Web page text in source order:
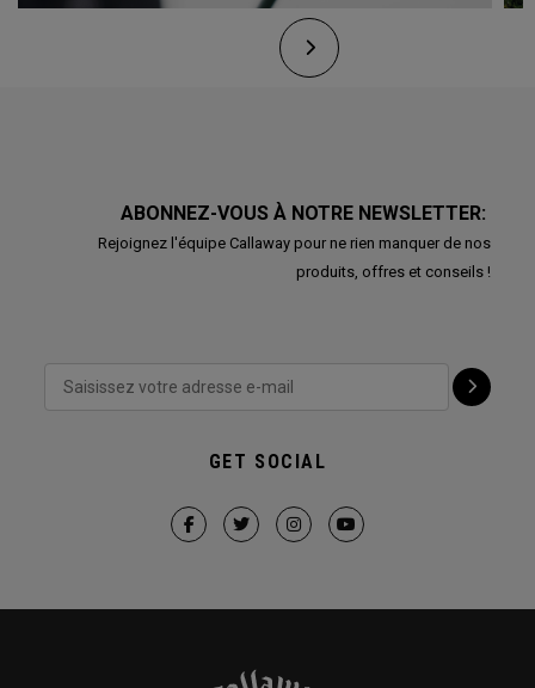
ABONNEZ-VOUS À NOTRE NEWSLETTER:
Rejoignez l'équipe Callaway pour ne rien manquer de nos
produits, offres et conseils !
GET SOCIAL